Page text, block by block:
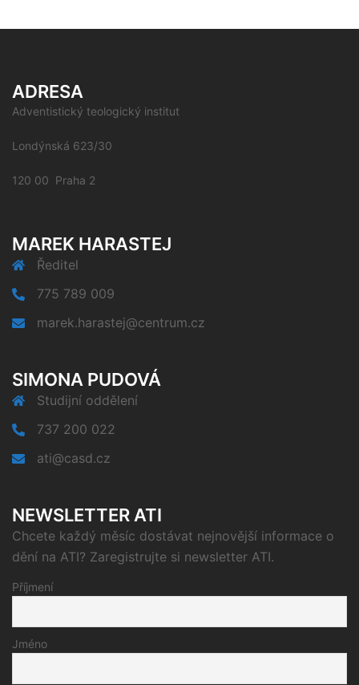
ADRESA
Adventistický teologický institut
Londýnská 623/30
120 00 Praha 2
MAREK HARASTEJ
Ředitel
775 789 009
marek.harastej@centrum.cz
SIMONA PUDOVÁ
Studijní oddělení
737 200 022
ati@casd.cz
NEWSLETTER ATI
Chcete každý měsíc dostávat nejnovější informace o
dění na ATI? Zaregistrujte si newsletter ATI.
Příjmení
Jméno